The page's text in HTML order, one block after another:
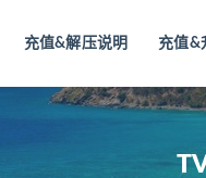
充值&解压说明 充值&